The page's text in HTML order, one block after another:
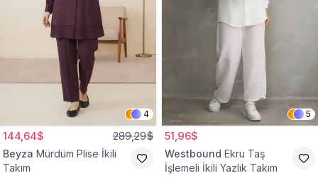
4
144,64$ 289,29$
Beyza Mürdüm Plise İkili
Takım
5
51,96$
Westbound Ekru Taş
İşlemeli İkili Yazlık Takım